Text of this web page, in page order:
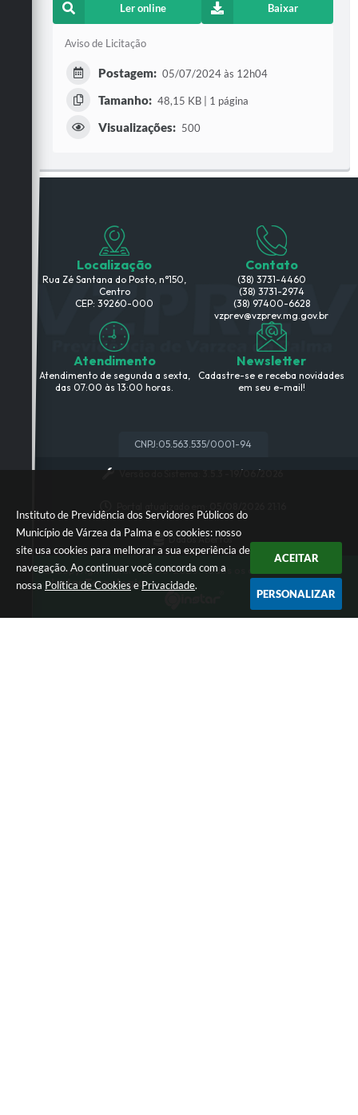
Instituto de Previdência dos Servidores Públicos do
Município de Várzea da Palma e os cookies: nosso
site usa cookies para melhorar a sua experiência de
navegação. Ao continuar você concorda com a
nossa Política de Cookies e Privacidade.
ACEITAR
PERSONALIZAR
Ler online Baixar
Aviso de Licitação
Postagem: 05/07/2024 às 12h04
Tamanho: 48,15 KB | 1 página
Visualizações: 500
Localização
Rua Zé Santana do Posto, n°150,
Centro
CEP: 39260-000
Contato
(38) 3731-4460
(38) 3731-2974
(38) 97400-6628
vzprev@vzprev.mg.gov.br
Atendimento
Atendimento de segunda a sexta,
das 07:00 às 13:00 horas.
CNPJ:05.563.535/0001-94
Newsletter
Cadastre-se e receba novidades
em seu e-mail!
3.5.3 - 19/06/2026
Dados Abertos
© Copyright Instar - 2006-2026. Todos os direitos reservados
-Instar Tecnologia